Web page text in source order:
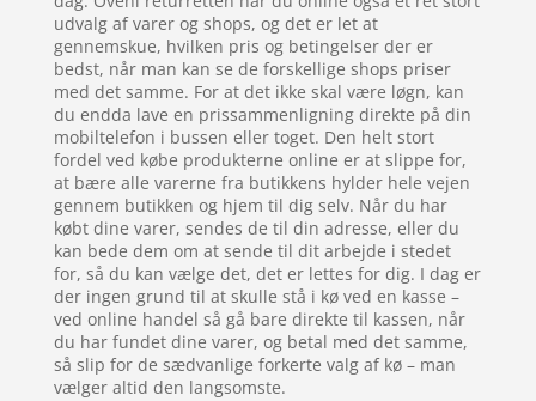
udvalg af varer og shops, og det er let at
gennemskue, hvilken pris og betingelser der er
bedst, når man kan se de forskellige shops priser
med det samme. For at det ikke skal være løgn, kan
du endda lave en prissammenligning direkte på din
mobiltelefon i bussen eller toget. Den helt stort
fordel ved købe produkterne online er at slippe for,
at bære alle varerne fra butikkens hylder hele vejen
gennem butikken og hjem til dig selv. Når du har
købt dine varer, sendes de til din adresse, eller du
kan bede dem om at sende til dit arbejde i stedet
for, så du kan vælge det, det er lettes for dig. I dag er
der ingen grund til at skulle stå i kø ved en kasse –
ved online handel så gå bare direkte til kassen, når
du har fundet dine varer, og betal med det samme,
så slip for de sædvanlige forkerte valg af kø – man
vælger altid den langsomste.